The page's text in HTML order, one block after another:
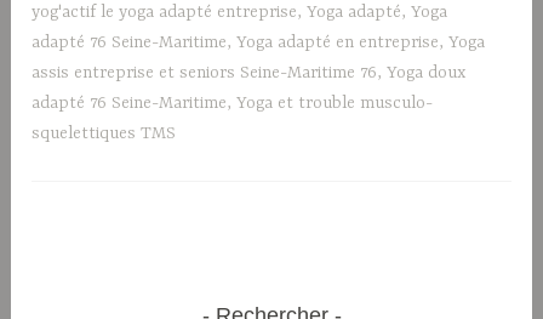
yog'actif le yoga adapté entreprise,Yoga adapté,Yoga
adapté 76 Seine-Maritime,Yoga adapté en entreprise,Yoga
assis entreprise et seniors Seine-Maritime 76,Yoga doux
adapté 76 Seine-Maritime,Yoga et trouble musculo-
squelettiques TMS